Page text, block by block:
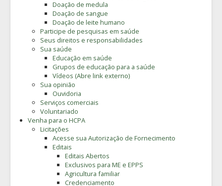
Doação de medula
Doação de sangue
Doação de leite humano
Participe de pesquisas em saúde
Seus direitos e responsabilidades
Sua saúde
Educação em saúde
Grupos de educação para a saúde
Vídeos (Abre link externo)
Sua opinião
Ouvidoria
Serviços comerciais
Voluntariado
Venha para o HCPA
Licitações
Acesse sua Autorização de Fornecimento
Editais
Editais Abertos
Exclusivos para ME e EPPS
Agricultura familiar
Credenciamento